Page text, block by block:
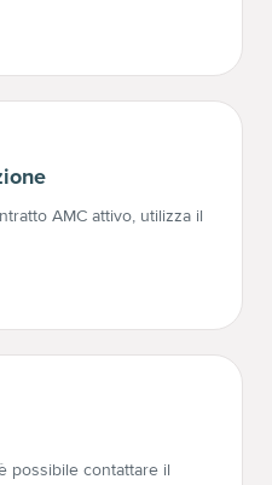
AMC attivo, utilizza il
possibile contattare il